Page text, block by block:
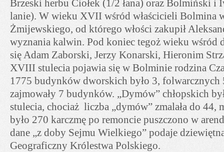
Brzeski herbu Ciołek (1/2 łana) oraz Bolmiński i
lanie). W wieku XVII wśród właścicieli Bolmina
Żmijewskiego, od którego włości zakupił
wyznania kalwin. Pod koniec tegoż wieku wśród
się Adam Zaborski, Jerzy Konarski, Hieronim
XVIII stulecia pojawia się w Bolminie rodzina
1775 budynków dworskich było 3, folwarcznych
zajmowały 7 budynków. „Dymów” chłopskich
stulecia, chociaż liczba „dymów” zmalała do 44,
było 270 karczmę po remoncie puszczono w
dane „z doby Sejmu Wielkiego” podaje
Geograficzny Królestwa Polskiego.